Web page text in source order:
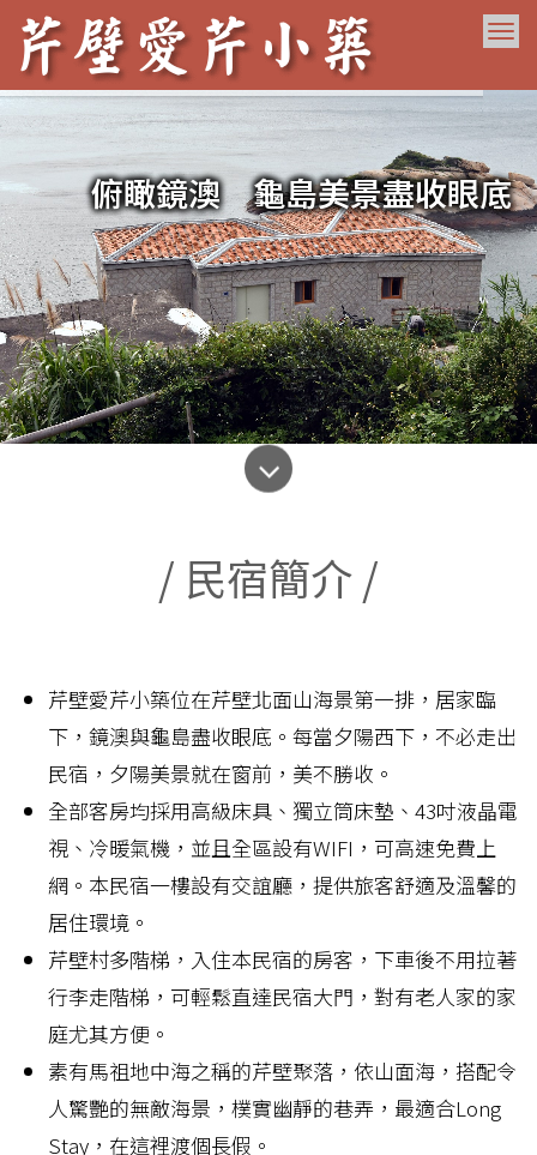
俯瞰鏡澳 龜島美景盡收眼底
/ 民宿簡介 /
芹壁愛芹小築位在芹壁北面山海景第一排，居家臨
下，鏡澳與龜島盡收眼底。每當夕陽西下，不必走出
民宿，夕陽美景就在窗前，美不勝收。
全部客房均採用高級床具、獨立筒床墊、43吋液晶電
視、冷暖氣機，並且全區設有WIFI，可高速免費上
網。本民宿一樓設有交誼廳，提供旅客舒適及溫馨的
居住環境。
芹壁村多階梯，入住本民宿的房客，下車後不用拉著
行李走階梯，可輕鬆直達民宿大門，對有老人家的家
庭尤其方便。
素有馬祖地中海之稱的芹壁聚落，依山面海，搭配令
人驚艷的無敵海景，樸實幽靜的巷弄，最適合Long
Stay，在這裡渡個長假。